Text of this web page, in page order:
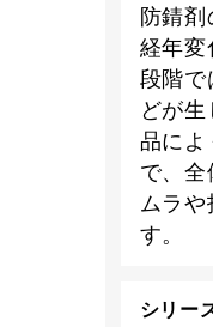
防錆
経年変
段階で
どが
品によ
で、全
ムラや
す。
シリー